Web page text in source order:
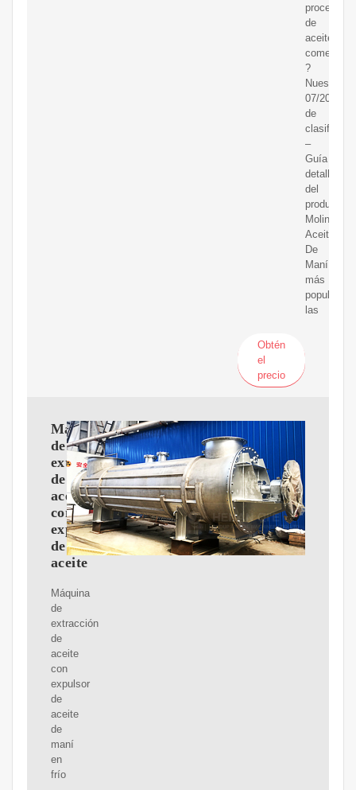
de
aceite
comestible
?
Nuestra
07/2020
de
–
Guía
detallada
del
producto
Molino
Aceite
De
Maní
más
populares
las
Obtén
el
precio
Máquina
de
extracción
de
aceite
con
expulsor
de
aceite
Máquina
de
extracción
de
aceite
con
expulsor
de
aceite
de
maní
en
frío